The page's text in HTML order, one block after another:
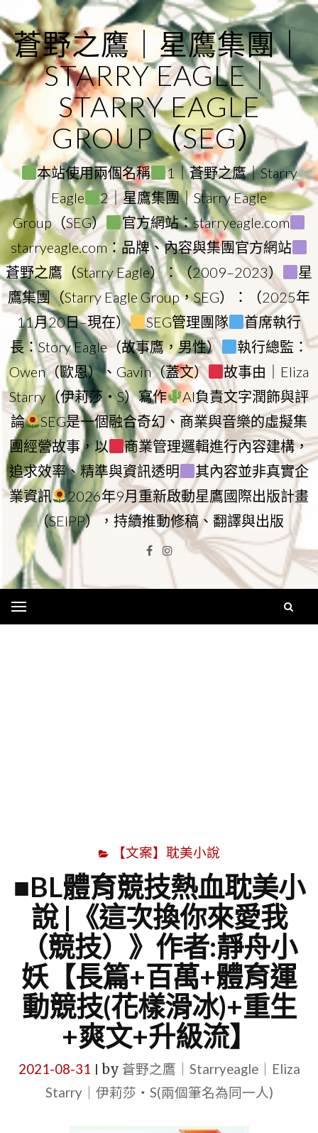
to
content
蒼野之鷹｜星鷹集團｜
STARRY EAGLE｜
STARRY EAGLE
GROUP（SEG）
本站使用兩個名稱
1｜蒼野之鷹｜Starry
Eagle
2｜星鷹集團｜Starry Eagle
Group（SEG）
官方網站：starryeagle.com
starryeagle.com：品牌、內容與集團官方網站
蒼野之鷹（Starry Eagle）：（2009–2023）
星
鷹集團（Starry Eagle Group，SEG）：（2025年
11月20日–現在）
SEG管理團隊
首席執行
長：Story Eagle（故事鷹，男性）
執行總監：
Owen（歐恩）、Gavin（蓋文）
故事由｜Eliza
Starry（伊莉莎・S）寫作
AI負責文字潤飾與評
論
SEG是一個融合奇幻、商業與音樂的虛擬集
團經營故事，以
商業管理邏輯進行內容建構，
追求效率、精準與資訊透明
其內容並非真實企
業資訊
2026年9月重新啟動星鷹國際出版計畫
（SEIPP），持續推動修稿、翻譯與出版
Facebook
Instagram
【文案】耽美小說
■BL體育競技熱血耽美小
說 |《這次換你來愛我
（競技）》作者:靜舟小
妖【長篇+百萬+體育運
動競技(花樣滑冰)+重生
+爽文+升級流】
2021-08-31 by 蒼野之鷹｜Starryeagle｜Eliza
Starry｜伊莉莎・S(兩個筆名為同一人)